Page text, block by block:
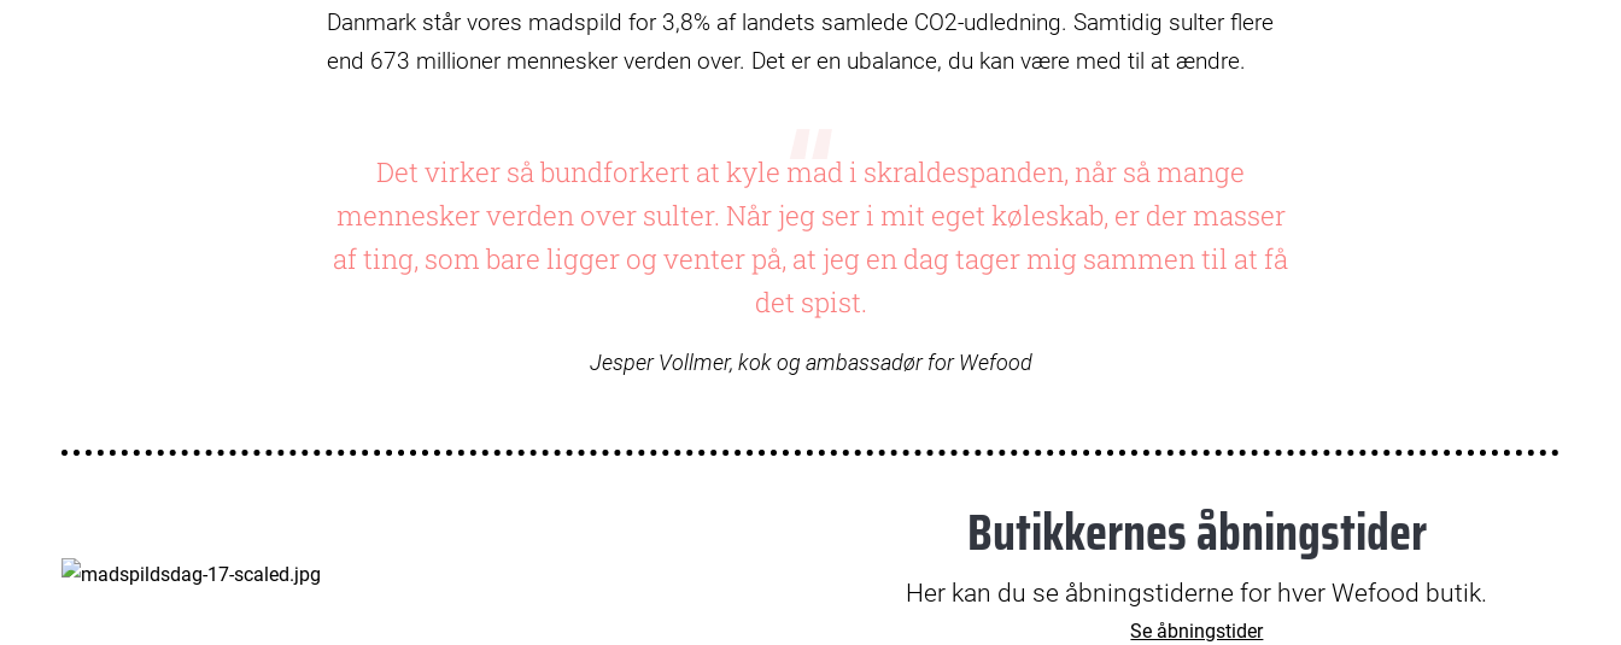
Danmark står vores madspild for 3,8% af landets samlede CO2-udledning. Samtidig sulter flere
end 673 millioner mennesker verden over. Det er en ubalance, du kan være med til at ændre.
Det virker så bundforkert at kyle mad i skraldespanden, når så mange
mennesker verden over sulter. Når jeg ser i mit eget køleskab, er der masser
af ting, som bare ligger og venter på, at jeg en dag tager mig sammen til at få
det spist.
Jesper Vollmer, kok og ambassadør for Wefood
Butikkernes åbningstider
Her kan du se åbningstiderne for hver Wefood butik.
Se åbningstider